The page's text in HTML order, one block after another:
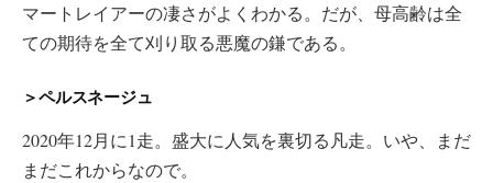
マートレイアーの凄さがよくわかる。だが、母高齢は全
ての期待を全て刈り取る悪魔の鎌である。
＞ペルスネージュ
2020年12月に1走。盛大に人気を裏切る凡走。いや、まだ
まだこれからなので。